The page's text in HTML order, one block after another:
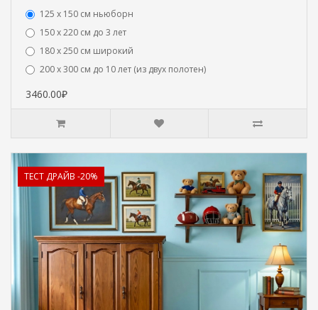
125 x 150 см ньюборн
150 х 220 см до 3 лет
180 х 250 см широкий
200 х 300 см до 10 лет (из двух полотен)
3460.00₽
ТЕСТ ДРАЙВ -20%